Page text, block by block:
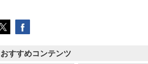
おすすめコンテンツ